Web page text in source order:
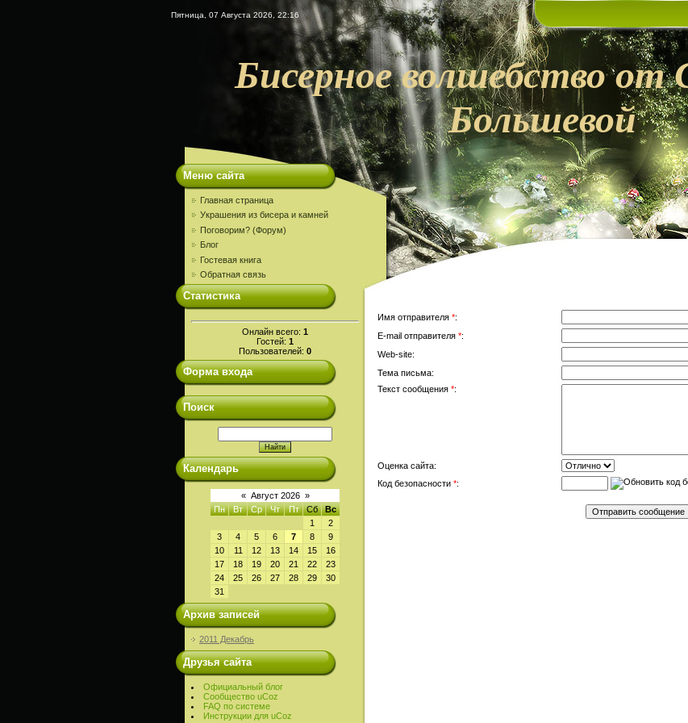
Пятница, 07 Августа 2026, 22:16
Бисерное волшебство от
Большевой
Меню сайта
Главная страница
Украшения из бисера и камней
Поговорим? (Форум)
Блог
Гостевая книга
Обратная связь
Статистика
Онлайн всего: 1
Гостей: 1
Пользователей: 0
Форма входа
Поиск
Календарь
« Август 2026 »
Пн
Вт Ср Чт Пт Сб
Вс
1
2
3
4 5 6 7 8
9
10
11 12 13 14 15
16
17
18 19 20 21 22
23
24
25 26 27 28 29
30
31
Архив записей
2011 Декабрь
Друзья сайта
Официальный блог
Сообщество uCoz
FAQ по системе
Инструкции для uCoz
Имя отправителя *:
E-mail отправителя *:
Web-site:
Тема письма:
Текст сообщения *:
Оценка сайта:
Код безопасности *: